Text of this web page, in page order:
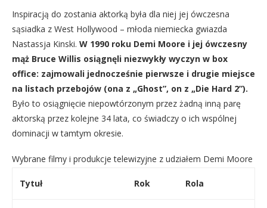
Inspiracją do zostania aktorką była dla niej jej ówczesna
sąsiadka z West Hollywood – młoda niemiecka gwiazda
Nastassja Kinski. W 1990 roku Demi Moore i jej ówczesny
mąż Bruce Willis osiągnęli niezwykły wyczyn w box
office: zajmowali jednocześnie pierwsze i drugie miejsce
na listach przebojów (ona z „Ghost”, on z „Die Hard 2”).
Było to osiągnięcie niepowtórzonym przez żadną inną parę
aktorską przez kolejne 34 lata, co świadczy o ich wspólnej
dominacji w tamtym okresie.
Wybrane filmy i produkcje telewizyjne z udziałem Demi Moore
Tytuł Rok Rola